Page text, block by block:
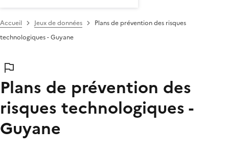
Accueil Jeux de données
Plans de prévention des risques
technologiques - Guyane
Plans de prévention des
risques technologiques -
Guyane